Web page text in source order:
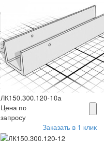
ЛК150.300.120-10а
Цена по
запросу
Заказать в 1 клик